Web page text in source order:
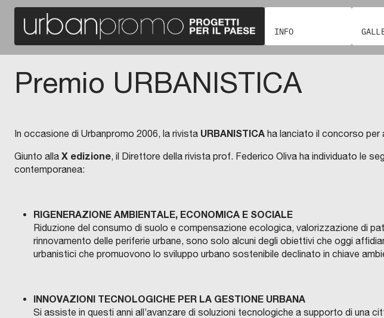
INFO
Premio URBANISTICA
In occasione di Urbanpromo 2006, la rivista URBANISTICA ha lanciato il concorso per
Giunto alla X edizione, il Direttore della rivista prof. Federico Oliva ha individuato le
contemporanea:
RIGENERAZIONE AMBIENTALE, ECONOMICA E SOCIALE
Riduzione del consumo di suolo e compensazione ecologica, valorizzazione di
rinnovamento delle periferie urbane, sono solo alcuni degli obiettivi che oggi
urbanistici che promuovono lo sviluppo urbano sostenibile declinato in chiave
INNOVAZIONI TECNOLOGICHE PER LA GESTIONE URBANA
Si assiste in questi anni all’avanzare di soluzioni tecnologiche a supporto di una